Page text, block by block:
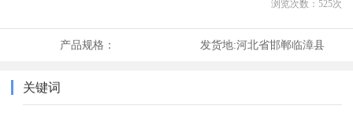
浏览次数： 525次
产品规格： 发货地:河北省邯郸临漳县
关键词